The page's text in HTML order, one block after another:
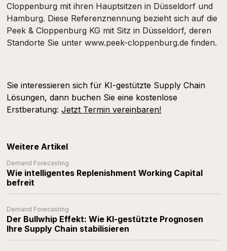
Cloppenburg mit ihren Hauptsitzen in Düsseldorf und
Hamburg. Diese Referenznennung bezieht sich auf die
Peek & Cloppenburg KG mit Sitz in Düsseldorf, deren
Standorte Sie unter www.peek-cloppenburg.de finden.
Sie interessieren sich für KI-gestützte Supply Chain
Lösungen, dann buchen Sie eine kostenlose
Erstberatung:Jetzt Termin vereinbaren!
Weitere Artikel
Demand Forecasting
Wie intelligentes Replenishment Working Capital
befreit
Demand Forecasting
Der Bullwhip Effekt: Wie KI-gestützte Prognosen
Ihre Supply Chain stabilisieren